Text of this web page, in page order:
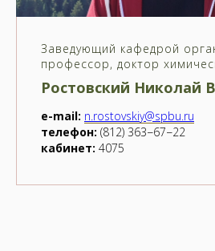
Заведующий кафедрой
профессор, доктор
Ростовский Николай
e-mail: n.rostovskiy@spbu.ru
телефон: (812) 363−67−22
кабинет: 4075